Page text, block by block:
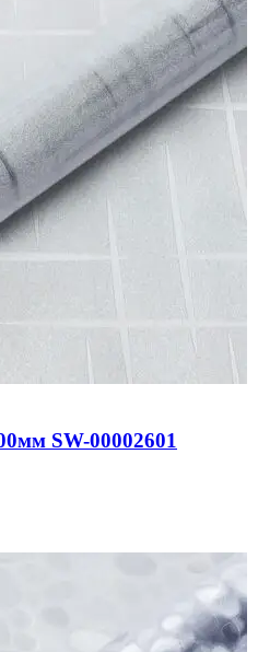
SW-00002601